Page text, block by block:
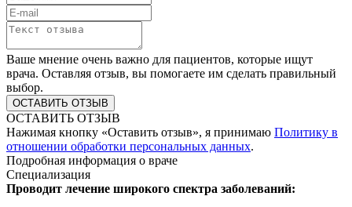
Ваше мнение очень важно для пациентов, которые ищут
врача. Оставляя отзыв, вы помогаете им сделать правильный
выбор.
ОСТАВИТЬ ОТЗЫВ
Нажимая кнопку «Оставить отзыв», я принимаю Политику в
отношении обработки персональных данных.
Подробная информация о враче
Специализация
Проводит лечение широкого спектра заболеваний: